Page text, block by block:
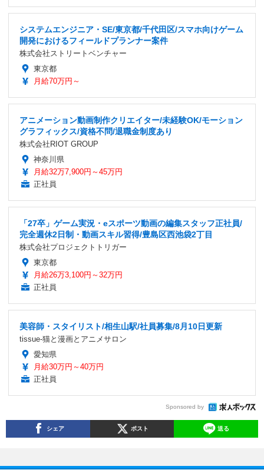
システムエンジニア・SE/東京都/千代田区/スマホ向けゲーム
開発におけるフィールドプランナー案件
株式会社ストリートベンチャー
東京都
月給70万円～
アニメーション動画制作クリエイター/未経験OK/モーション
グラフィックス/資格不問/退職金制度あり
株式会社RIOT GROUP
神奈川県
月給32万7,900円～45万円
正社員
「27卒」ゲーム実況・eスポーツ動画の編集スタッフ正社員/
完全週休2日制・動画スキル習得/豊島区西池袋2丁目
株式会社プロジェクトトリガー
東京都
月給26万3,100円～32万円
正社員
美容師・スタイリスト/相生山駅/社員募集/8月10日更新
tissue-猫と漫画とアニメサロン
愛知県
月給30万円～40万円
正社員
Sponsored by
シェア ポスト 送る